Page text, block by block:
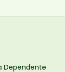
Dependente